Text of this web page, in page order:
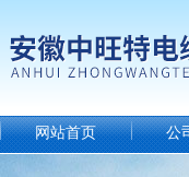
网站首页 公